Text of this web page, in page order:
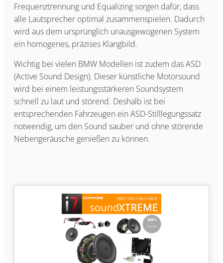
Frequenztrennung und Equalizing sorgen dafür, dass
alle Lautsprecher optimal zusammenspielen. Dadurch
wird aus dem ursprünglich unausgewogenen System
ein homogenes, präzises Klangbild.
Wichtig bei vielen BMW Modellen ist zudem das ASD
(Active Sound Design). Dieser künstliche Motorsound
wird bei einem leistungsstärkeren Soundsystem
schnell zu laut und störend. Deshalb ist bei
entsprechenden Fahrzeugen ein ASD-Stilllegungssatz
notwendig, um den Sound sauber und ohne störende
Nebengeräusche genießen zu können.